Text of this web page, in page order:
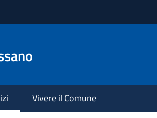
Vivere il Comune